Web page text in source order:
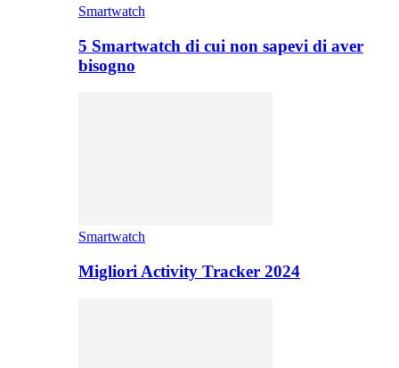
Smartwatch
5 Smartwatch di cui non sapevi di aver
bisogno
Smartwatch
Migliori Activity Tracker 2024